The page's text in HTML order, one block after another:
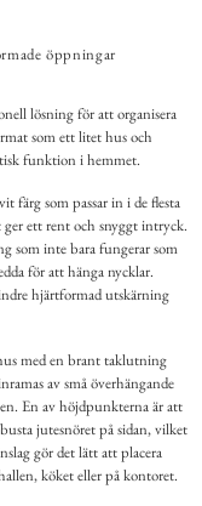
öppningar
lösning för att organisera
som ett litet hus och
funktion i hemmet.
färg som passar in i de flesta
ger ett rent och snyggt intryck.
som inte bara fungerar som
för att hänga nycklar.
hjärtformad utskärning
med en brant taklutning
av små överhängande
En av höjdpunkterna är att
jutesnöret på sidan, vilket
gör det lätt att placera
köket eller på kontoret.